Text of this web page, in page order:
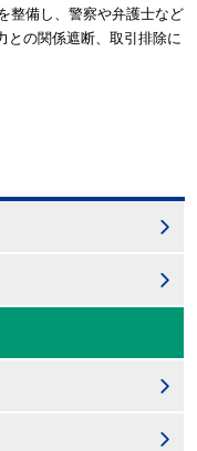
整備し、警察や弁護士など
との関係遮断、取引排除に